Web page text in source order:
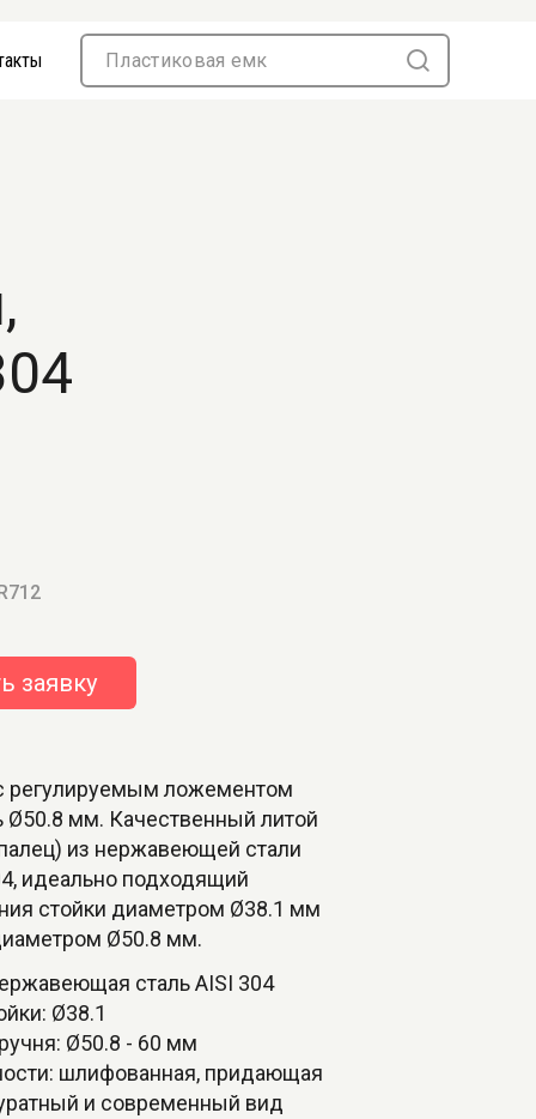
заявку
регулируемым ложементом
Ø50.8 мм. Качественный литой
из нержавеющей стали
идеально подходящий
стойки диаметром Ø38.1 мм
Ø50.8 мм.
сталь AISI 304
Ø38.1
Ø50.8 - 60 мм
шлифованная, придающая
и современный вид